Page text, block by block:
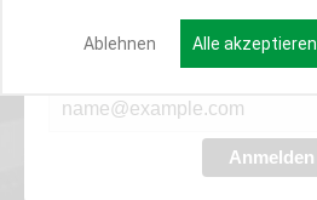
Anmelden
Ablehnen Alle akzeptieren